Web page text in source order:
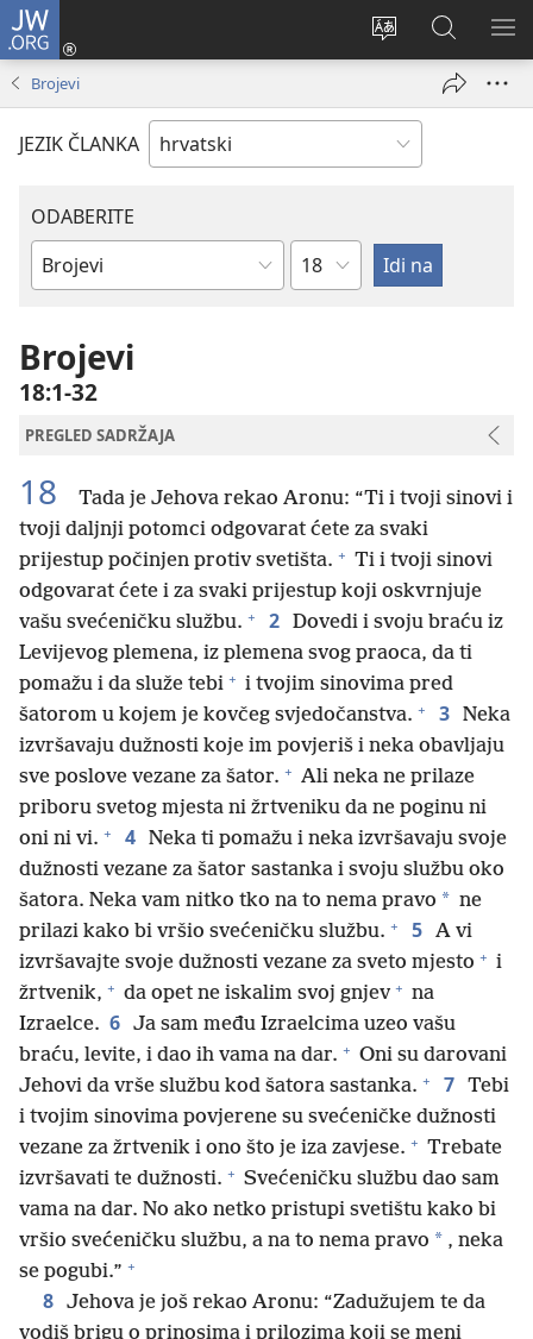
JW.ORG
Promijeni
Prijava
(otvara
prozor)
JW.ORG
|
Pretraga
Brojevi
JEZIK ČLANKA
ODABERITE
Biblijska
Poglavlje
Brojevi
18:1-32
PREGLED SADRŽAJA
18
Tada je Jehova rekao Aronu: “Ti i tvoji sinovi i
tvoji daljnji potomci odgovarat ćete za svaki
prijestup počinjen protiv svetišta. + Ti i tvoji sinovi
odgovarat ćete i za svaki prijestup koji oskvrnjuje
vašu svećeničku službu. + 2 Dovedi i svoju braću iz
Levijevog plemena, iz plemena svog praoca, da ti
pomažu i da služe tebi + i tvojim sinovima pred
šatorom u kojem je kovčeg svjedočanstva. + 3 Neka
izvršavaju dužnosti koje im povjeriš i neka obavljaju
sve poslove vezane za šator. + Ali neka ne prilaze
priboru svetog mjesta ni žrtveniku da ne poginu ni
oni ni vi. + 4 Neka ti pomažu i neka izvršavaju svoje
dužnosti vezane za šator sastanka i svoju službu oko
šatora. Neka vam nitko tko na to nema pravo * ne
prilazi kako bi vršio svećeničku službu. + 5 A vi
izvršavajte svoje dužnosti vezane za sveto mjesto + i
žrtvenik, + da opet ne iskalim svoj gnjev + na
Izraelce. 6 Ja sam među Izraelcima uzeo vašu
braću, levite, i dao ih vama na dar. + Oni su darovani
Jehovi da vrše službu kod šatora sastanka. + 7 Tebi
i tvojim sinovima povjerene su svećeničke dužnosti
vezane za žrtvenik i ono što je iza zavjese. + Trebate
izvršavati te dužnosti. + Svećeničku službu dao sam
vama na dar. No ako netko pristupi svetištu kako bi
vršio svećeničku službu, a na to nema pravo * , neka
se pogubi.” +
8 Jehova je još rekao Aronu: “Zadužujem te da
vodiš brigu o prinosima i prilozima koji se meni